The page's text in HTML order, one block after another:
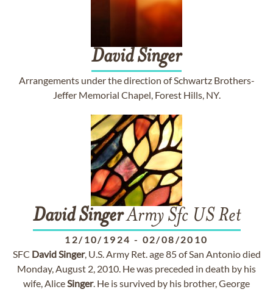
DavidSinger
Arrangements under the direction of Schwartz Brothers-
Jeffer Memorial Chapel, Forest Hills, NY.
David SingerArmy Sfc US Ret
12/10/1924 - 02/08/2010
SFC DavidSinger, U.S. Army Ret. age 85 of San Antonio died
Monday, August 2, 2010. He was preceded in death by his
wife, AliceSinger. He is survived by his brother, George